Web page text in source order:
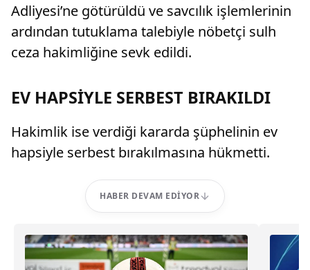
Adliyesi’ne götürüldü ve savcılık işlemlerinin
ardından tutuklama talebiyle nöbetçi sulh
ceza hakimliğine sevk edildi.
EV HAPSİYLE SERBEST BIRAKILDI
Hakimlik ise verdiği kararda şüphelinin ev
hapsiyle serbest bırakılmasına hükmetti.
HABER DEVAM EDIYOR